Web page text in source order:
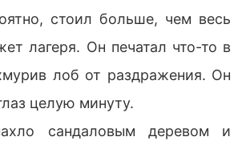
стоил больше, чем весь
лагеря. Он печатал что-то в
лоб от раздражения. Он
целую минуту.
сандаловым деревом и